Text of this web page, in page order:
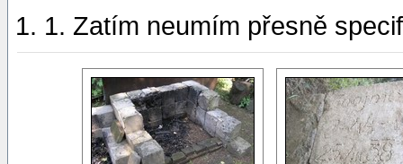
1. Zatím neumím přesně